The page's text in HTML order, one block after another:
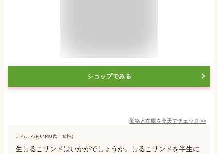
ショップでみる
価格と在庫を楽天でチェック >>
ころころあい(40代・女性)
生しるこサンドはいかがでしょうか。しるこサンドを半生に